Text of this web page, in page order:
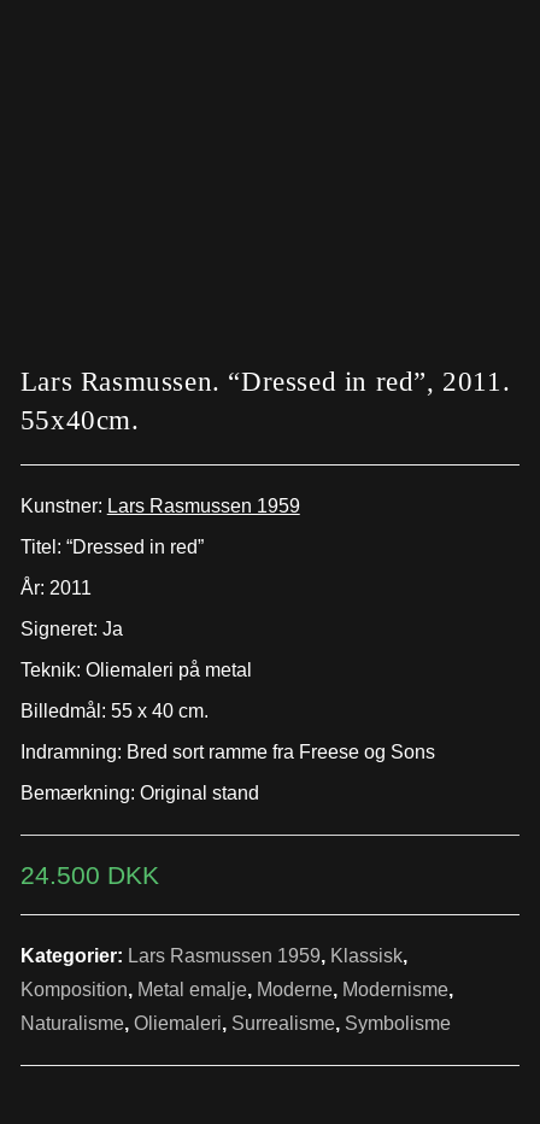
Lars Rasmussen. “Dressed in red”, 2011.
55x40cm.
Kunstner: Lars Rasmussen 1959
Titel: “Dressed in red”
År: 2011
Signeret: Ja
Teknik: Oliemaleri på metal
Billedmål: 55 x 40 cm.
Indramning: Bred sort ramme fra Freese og Sons
Bemærkning: Original stand
24.500 DKK
Kategorier: Lars Rasmussen 1959, Klassisk,
Komposition, Metal emalje, Moderne, Modernisme,
Naturalisme, Oliemaleri, Surrealisme, Symbolisme